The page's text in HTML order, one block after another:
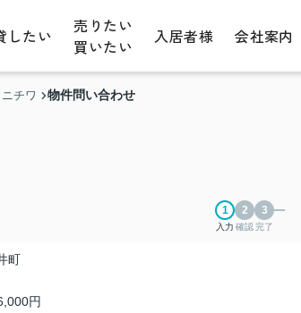
したい
売りたい
買いたい
入居者様 会社案内
チワ 物件問い合わせ
入力 確認完了
町
円